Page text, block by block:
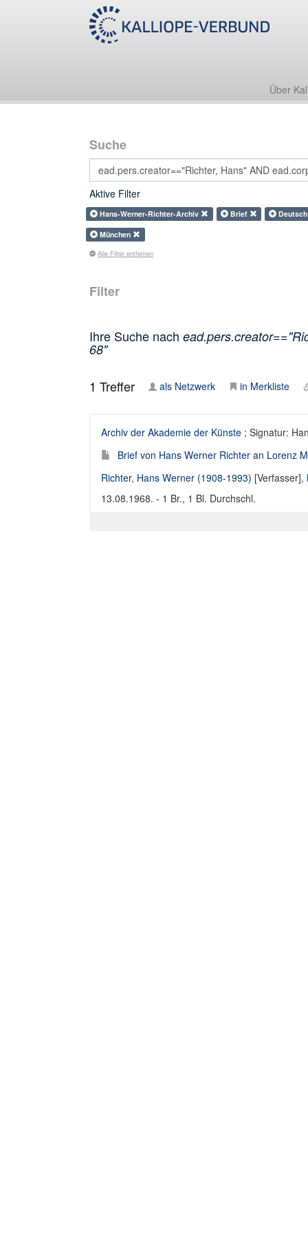
Über
Suche
Aktive Filter
Hans-Werner-Richter-Archiv Brief
München
Alle Filter entfernen
Filter
Ihre Suche nach
68"
1 Treffer als Netzwerk in Merkliste
Archiv der Akademie der Künste ; Signatur:
Brief von Hans Werner Richter an Lorenz
Richter, Hans Werner (1908-1993) [Verfasser],
13.08.1968. - 1 Br., 1 Bl. Durchschl.